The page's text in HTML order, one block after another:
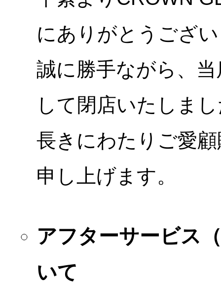
にありがとうござ
誠に勝手ながら、
して閉店いたしま
長きにわたりご愛
申し上げます。
アフターサービス
いて